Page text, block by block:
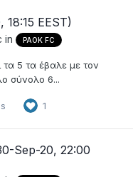
18:15 EEST)
in PAOK FC
5 τα έβαλε με τον
σύνολο 6...
1
Sep-20, 22:00